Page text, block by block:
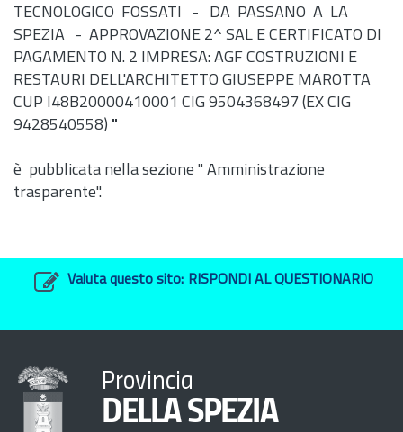
TECNOLOGICO FOSSATI - DA PASSANO A LA
SPEZIA - APPROVAZIONE 2^ SAL E CERTIFICATO DI
PAGAMENTO N. 2 IMPRESA: AGF COSTRUZIONI E
RESTAURI DELL'ARCHITETTO GIUSEPPE MAROTTA
CUP I48B20000410001 CIG 9504368497 (EX CIG
9428540558) "
è pubblicata nella sezione " Amministrazione
trasparente".
Valuta questo sito: RISPONDI AL QUESTIONARIO
Provincia
DELLA SPEZIA